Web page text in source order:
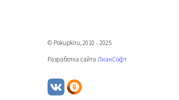
© Pokupkiru, 2010 - 2025
Разработка сайта ЛианСофт